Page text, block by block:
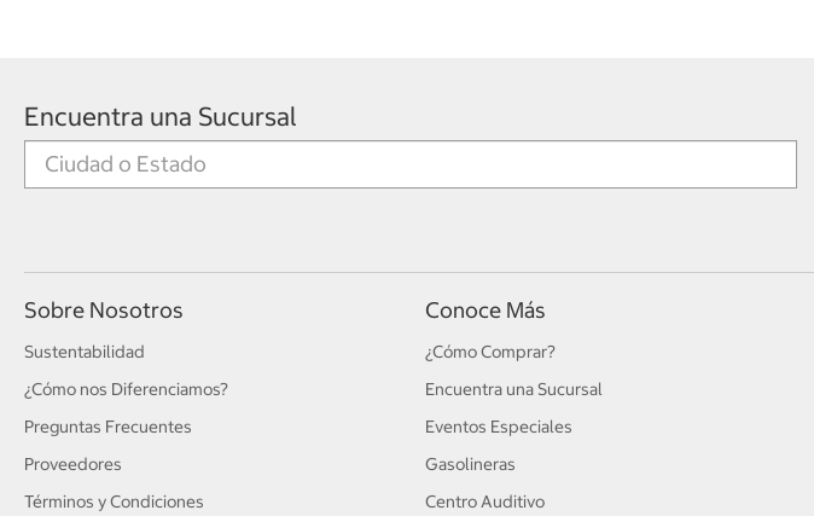
Encuentra una Sucursal
Sobre Nosotros
Sustentabilidad
¿Cómo nos Diferenciamos?
Preguntas Frecuentes
Proveedores
Términos y Condiciones
Conoce Más
¿Cómo Comprar?
Encuentra una Sucursal
Eventos Especiales
Gasolineras
Centro Auditivo